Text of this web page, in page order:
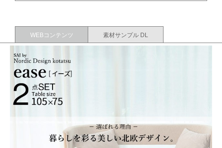
WEBコンテンツ 素材サンプル DL